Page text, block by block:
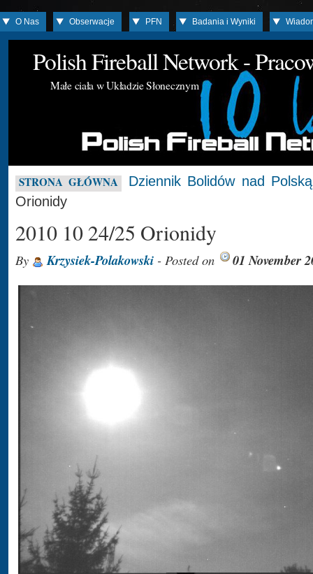
O Nas Obserwacje PFN Badania i Wyniki
Polish Fireball Network -
Małe ciała w Układzie Słonecznym
STRONA GŁÓWNA Dziennik Bolidów nad Polską
Orionidy
2010 10 24/25 Orionidy
By Krzysiek-Polakowski - Posted on 01 November